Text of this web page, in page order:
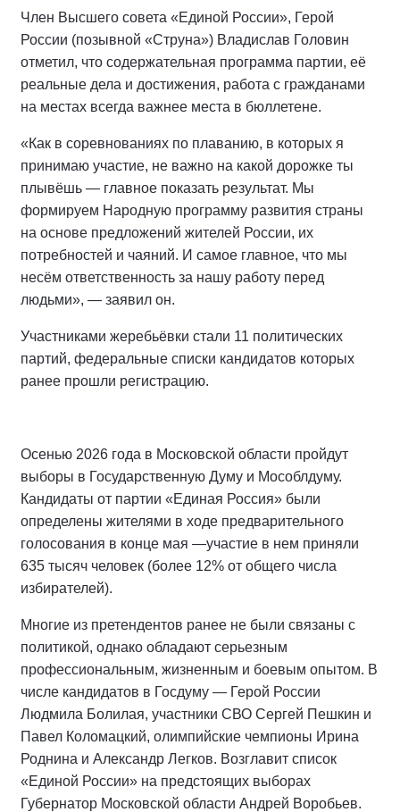
Член Высшего совета «Единой России», Герой
России (позывной «Струна») Владислав Головин
отметил, что содержательная программа партии, её
реальные дела и достижения, работа с гражданами
на местах всегда важнее места в бюллетене.
«Как в соревнованиях по плаванию, в которых я
принимаю участие, не важно на какой дорожке ты
плывёшь — главное показать результат. Мы
формируем Народную программу развития страны
на основе предложений жителей России, их
потребностей и чаяний. И самое главное, что мы
несём ответственность за нашу работу перед
людьми», — заявил он.
Участниками жеребьёвки стали 11 политических
партий, федеральные списки кандидатов которых
ранее прошли регистрацию.
Осенью 2026 года в Московской области пройдут
выборы в Государственную Думу и Мособлдуму.
Кандидаты от партии «Единая Россия» были
определены жителями в ходе предварительного
голосования в конце мая —участие в нем приняли
635 тысяч человек (более 12% от общего числа
избирателей).
Многие из претендентов ранее не были связаны с
политикой, однако обладают серьезным
профессиональным, жизненным и боевым опытом. В
числе кандидатов в Госдуму — Герой России
Людмила Болилая, участники СВО Сергей Пешкин и
Павел Коломацкий, олимпийские чемпионы Ирина
Роднина и Александр Легков. Возглавит список
«Единой России» на предстоящих выборах
Губернатор Московской области Андрей Воробьев.